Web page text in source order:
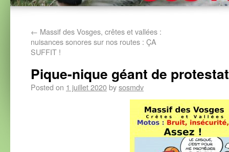
← Massif des Vosges, crêtes et vallées :
nuisances sonores sur nos routes : ÇA
SUFFIT !
Pique-nique géant de
Posted on 1 juillet 2020bysosmdv